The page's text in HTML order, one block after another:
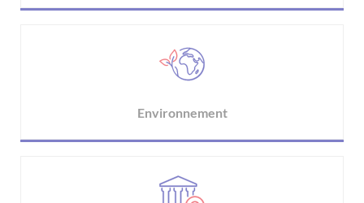
Environnement